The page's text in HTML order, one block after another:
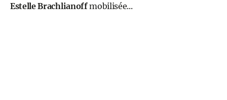
Estelle Brachlianoffmobilisée...